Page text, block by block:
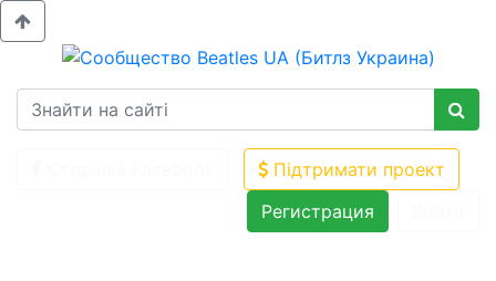
Підтримати проект
Регистрация